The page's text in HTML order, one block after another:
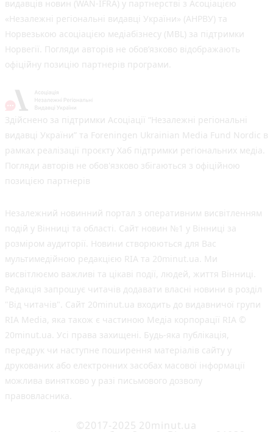
видавців новин (WAN-IFRA) у партнерстві з Асоціацією
«Незалежні регіональні видавці України» (АНРВУ) та
Норвезькою асоціацією медіабізнесу (MBL) за підтримки
Норвегії. Погляди авторів не обов’язково відображають
офіційну позицію партнерів програми.
Здійснено за підтримки Асоціації “Незалежні регіональні
видавці України” та Foreningen Ukrainian Media Fund Nordic в
рамках реалізації проєкту Хаб підтримки регіональних медіа.
Погляди авторів не обов'язково збігаються з офіційною
позицією партнерів
Незалежний новинний портал з оперативним висвітленням
подій у Вінниці та області. Сайт новин №1 у Вінниці за
розміром аудиторії. Новини створюються для Вас
мультимедійною редакцією RIA та 20minut.ua. Ми
висвітлюємо важливі та цікаві події, людей, життя Вінниці.
Редакція запрошує читачів додавати власні новини в розділ
"Від читачів". Сайт 20minut.ua входить до видавничої групи
RIA Media, яка також є частиною Медіа корпорації RIA ©
20minut.ua. Усі права захищені. Будь-яка публiкацiя,
передрук чи наступне поширення матеріалів сайту у
друкованих або електронних засобах масової інформації
можлива винятково у разі письмового дозволу
правовласника.
©2017-2025 20minut.ua